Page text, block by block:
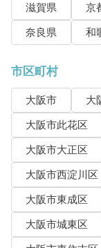
滋賀県 京
奈良県
和
市区町村
大阪市 大
大阪市此花区
大阪市大正区
大阪市西淀川区
大阪市東成区
大阪市城東区